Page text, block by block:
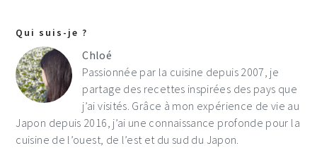
Qui suis-je ?
Chloé
Passionnée par la cuisine depuis 2007, je
partage des recettes inspirées des pays que
j’ai visités. Grâce à mon expérience de vie au
Japon depuis 2016, j’ai une connaissance profonde pour la
cuisine de l’ouest, de l’est et du sud du Japon.